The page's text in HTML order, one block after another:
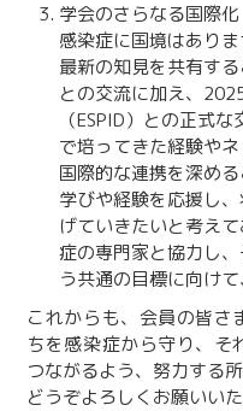
学会のさらなる国際化
感染症に国境はあり
最新の知見を共有す
との交流に加え、
（ESPID）との正式
で培ってきた経験や
国際的な連携を深め
学びや経験を応援し
げていきたいと考え
症の専門家と協力し
う共通の目標に向け
これからも、会員の皆さ
ちを感染症から守り、そ
つながるよう、努力する所
どうぞよろしくお願いいた